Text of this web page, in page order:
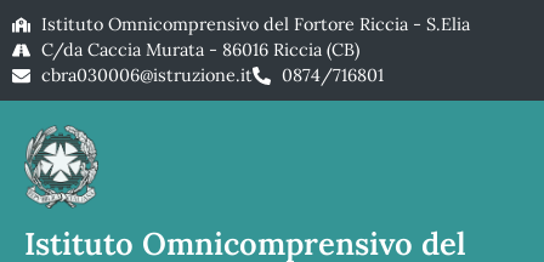
Istituto Omnicomprensivo del Fortore Riccia - S.Elia
C/da Caccia Murata - 86016 Riccia (CB)
cbra030006@istruzione.it
0874/716801
Istituto Omnicomprensivo del